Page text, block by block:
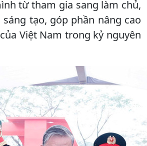
từ tham gia sang làm chủ,
tạo, góp phần nâng cao
Việt Nam trong kỷ nguyên